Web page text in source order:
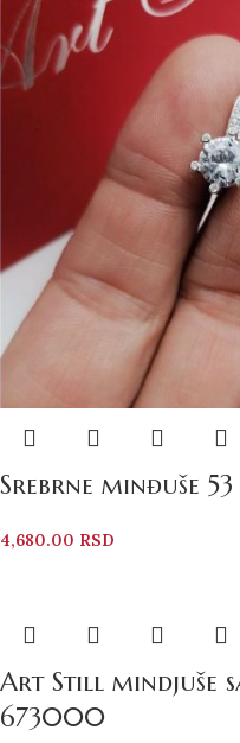
Srebrne minđuše
4,680.00 RSD
Art Still mindjuše
673000